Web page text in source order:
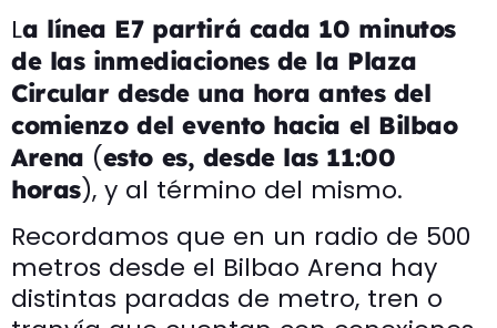
La línea E7 partirá cada 10 minutos
de las inmediaciones de la Plaza
Circular desde una hora antes del
comienzo del evento hacia el Bilbao
Arena (esto es, desde las 11:00
horas), y al término del mismo.
Recordamos que en un radio de 500
metros desde el Bilbao Arena hay
distintas paradas de metro, tren o